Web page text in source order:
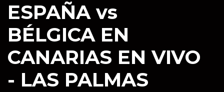
ESPAÑA vs
BÉLGICA EN
CANARIAS EN VIVO
- LAS PALMAS